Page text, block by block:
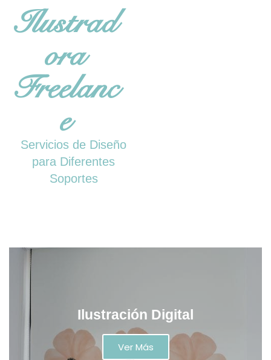
Ilustrad
ora
Freelanc
e
Servicios de Diseño
para Diferentes
Soportes
Ilustración Digital
Ver Más